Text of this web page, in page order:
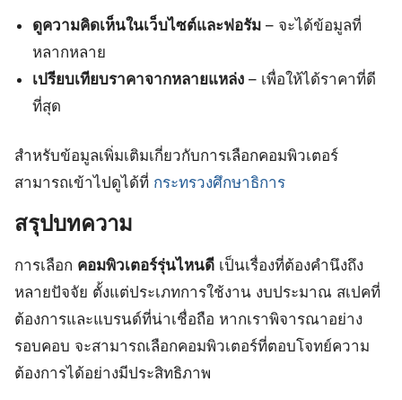
ดูความคิดเห็นในเว็บไซต์และฟอรัม – จะได้ข้อมูลที่
หลากหลาย
เปรียบเทียบราคาจากหลายแหล่ง – เพื่อให้ได้ราคาที่ดี
ที่สุด
สำหรับข้อมูลเพิ่มเติมเกี่ยวกับการเลือกคอมพิวเตอร์
สามารถเข้าไปดูได้ที่ กระทรวงศึกษาธิการ
สรุปบทความ
การเลือก คอมพิวเตอร์รุ่นไหนดี เป็นเรื่องที่ต้องคำนึงถึง
หลายปัจจัย ตั้งแต่ประเภทการใช้งาน งบประมาณ สเปคที่
ต้องการและแบรนด์ที่น่าเชื่อถือ หากเราพิจารณาอย่าง
รอบคอบ จะสามารถเลือกคอมพิวเตอร์ที่ตอบโจทย์ความ
ต้องการได้อย่างมีประสิทธิภาพ